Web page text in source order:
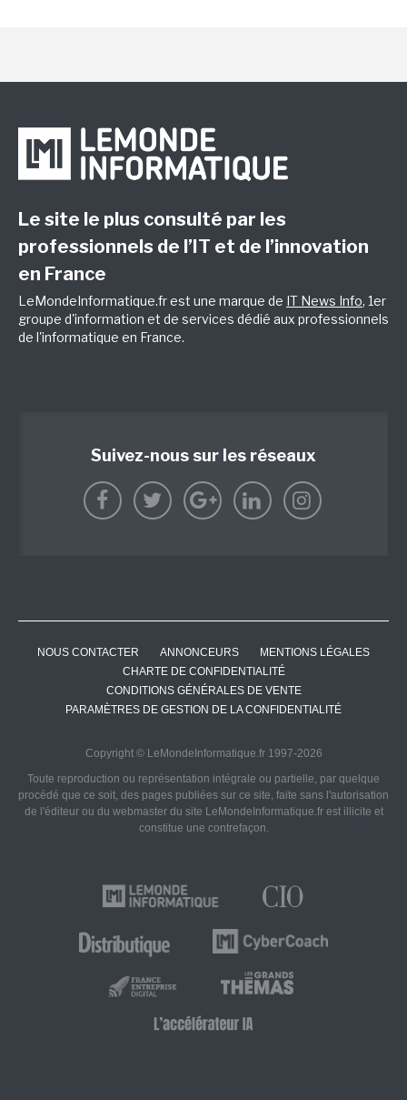
Le site le plus consulté par les
professionnels de l’IT et de l’innovation
en France
LeMondeInformatique.fr est une marque de IT News Info, 1er
groupe d'information et de services dédié aux professionnels
de l'informatique en France.
Suivez-nous sur les réseaux
NOUS CONTACTER ANNONCEURS
MENTIONS LÉGALES
CHARTE DE CONFIDENTIALITÉ
CONDITIONS GÉNÉRALES DE VENTE
PARAMÈTRES DE GESTION DE LA CONFIDENTIALITÉ
Copyright © LeMondeInformatique.fr 1997-2026
Toute reproduction ou représentation intégrale ou partielle, par quelque
procédé que ce soit, des pages publiées sur ce site, faite sans l'autorisation
de l'éditeur ou du webmaster du site LeMondeInformatique.fr est illicite et
constitue une contrefaçon.